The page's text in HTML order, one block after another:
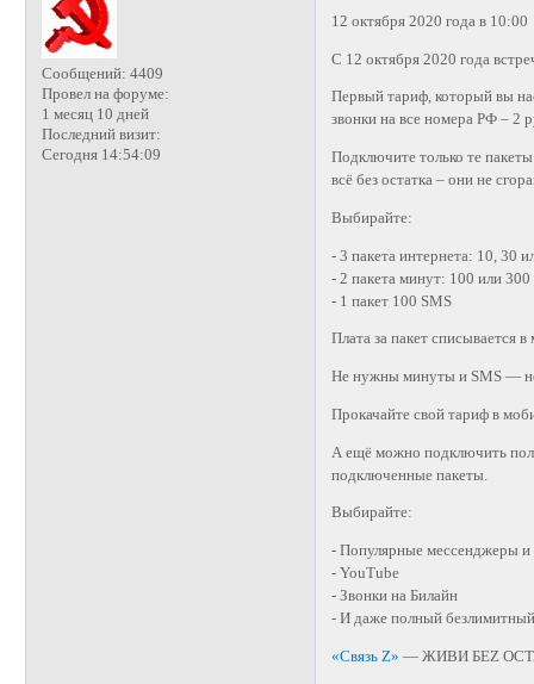
Сообщений: 4409
Провел на форуме:
1 месяц 10 дней
Последний визит:
Сегодня 14:54:09
12 октября 2020 года в 10:00
С 12 октября 2020 года
Первый тариф, который вы
звонки на все номера РФ – 2
Подключите только те
всё без остатка – они не
Выбирайте:
- 3 пакета интернета: 10, 30
- 2 пакета минут: 100 или
- 1 пакет 100 SMS
Плата за пакет списывается
Не нужны минуты и SMS —
Прокачайте свой тариф в
А ещё можно подключить
подключенные пакеты.
Выбирайте:
- Популярные мессенджеры и
- YouTube
- Звонки на Билайн
- И даже полный
«Связь Z» — ЖИВИ БЕZ